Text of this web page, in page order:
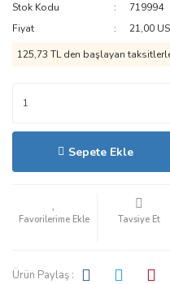
Stok Kodu
719994
Fiyat
21,00
125,73 TL den başlayan
Sepete Ekle
Tavsiye Et
Ürün Paylaş :